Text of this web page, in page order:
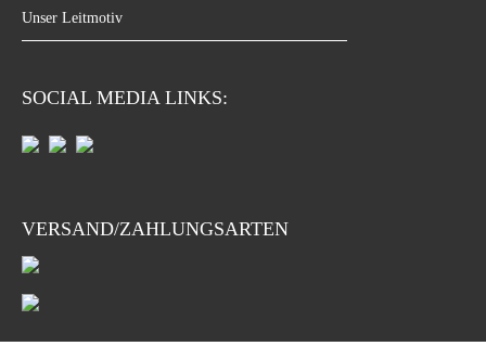
Unser Leitmotiv
SOCIAL MEDIA LINKS:
VERSAND/ZAHLUNGSARTEN